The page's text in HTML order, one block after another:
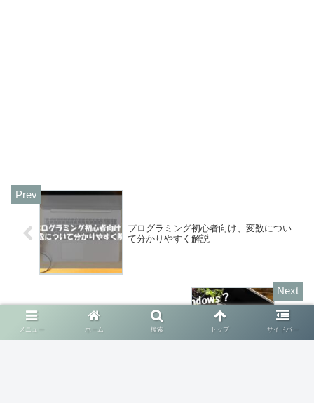
プログラミング初心者向け、変数につい
て分かりやすく解説
プログラミングはWindows、Macどちら
がいいか【現役SEが解説】
メニュー ホーム 検索 トップ サイドバー